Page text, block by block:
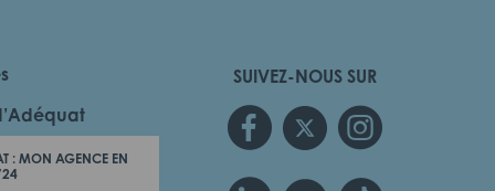
SUIVEZ-NOUS SUR
: MON AGENCE EN
24